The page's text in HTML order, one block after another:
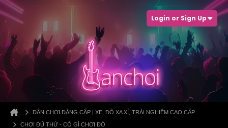
Login or Sign Up
DÂN CHƠI ĐẲNG CẤP | XE, ĐỒ XA XỈ, TRẢI NGHIỆM CAO CẤP
CHƠI ĐỦ THỨ - CÓ GÌ CHƠI ĐÓ